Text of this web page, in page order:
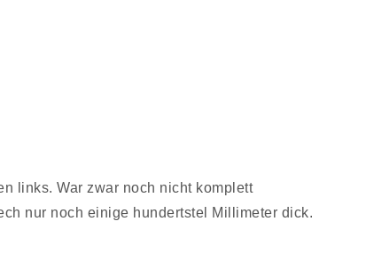
links. War zwar noch nicht komplett
nur noch einige hundertstel Millimeter dick.